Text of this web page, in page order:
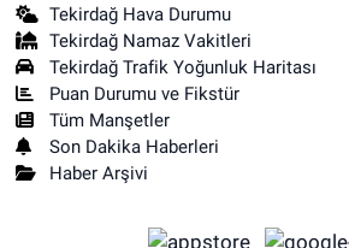
Tekirdağ Hava Durumu
Tekirdağ Namaz Vakitleri
Tekirdağ Trafik Yoğunluk Haritası
Puan Durumu ve Fikstür
Tüm Manşetler
Son Dakika Haberleri
Haber Arşivi